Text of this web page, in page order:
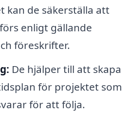
kan de säkerställa att
enligt gällande
föreskrifter.
De hjälper till att skapa
för projektet som
för att följa.